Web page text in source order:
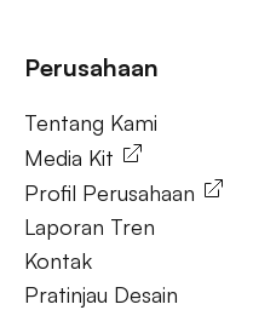
Tentang Kami
Perusahaan
Tentang Kami
Media Kit
Profil Perusahaan
Laporan Tren
Kontak
Pratinjau Desain